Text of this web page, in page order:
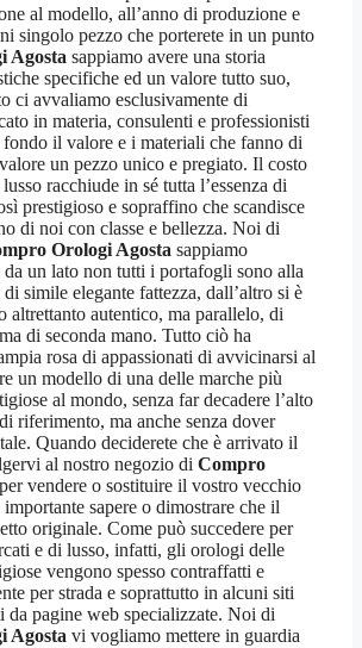
al modello, all’anno di produzione e
singolo pezzo che porterete in un punto
Agosta sappiamo avere una storia
specifiche ed un valore tutto suo,
ci avvaliamo esclusivamente di
in materia, consulenti e professionisti
fondo il valore e i materiali che fanno di
un pezzo unico e pregiato. Il costo
racchiude in sé tutta l’essenza di
prestigioso e sopraffino che scandisce
di noi con classe e bellezza. Noi di
Orologi Agosta sappiamo
da un lato non tutti i portafogli sono alla
simile elegante fattezza, dall’altro si è
altrettanto autentico, ma parallelo, di
di seconda mano. Tutto ciò ha
rosa di appassionati di avvicinarsi al
un modello di una delle marche più
al mondo, senza far decadere l’alto
riferimento, ma anche senza dover
Quando deciderete che è arrivato il
al nostro negozio di Compro
per vendere o sostituire il vostro vecchio
sapere o dimostrare che il
originale. Come può succedere per
e di lusso, infatti, gli orologi delle
vengono spesso contraffatti e
per strada e soprattutto in alcuni siti
da pagine web specializzate. Noi di
Agosta vi vogliamo mettere in guardia